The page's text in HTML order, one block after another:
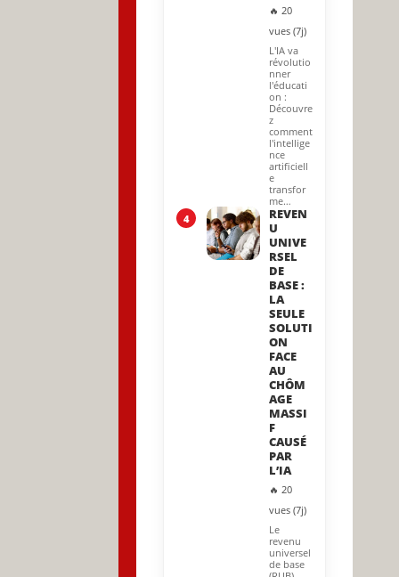
🔥 20
vues (7j)
L'IA va
révolutio
nner
l'éducati
on :
Découvre
z
comment
l'intellige
nce
artificiell
e
transfor
me…
4
REVEN
U
UNIVE
RSEL
DE
BASE :
LA
SEULE
SOLUTI
ON
FACE
AU
CHÔM
AGE
MASSI
F
CAUSÉ
PAR
L’IA
🔥 20
vues (7j)
Le
revenu
universel
de base